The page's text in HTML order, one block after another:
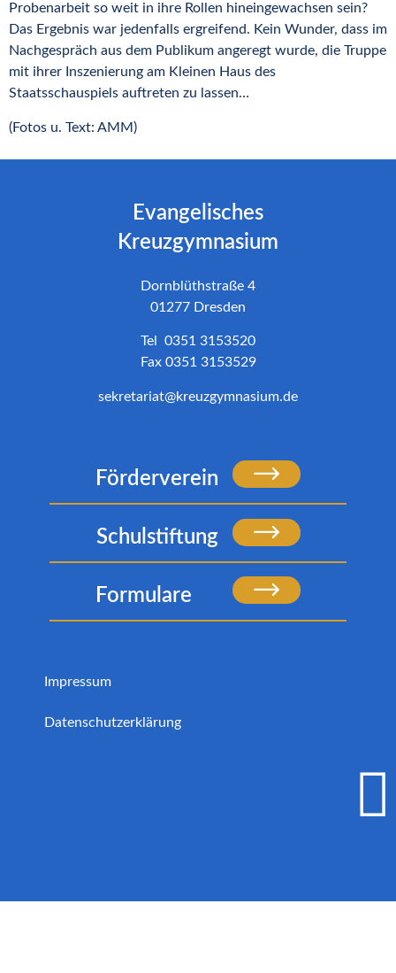
Probenarbeit so weit in ihre Rollen hineingewachsen sein?
Das Ergebnis war jedenfalls ergreifend. Kein Wunder, dass im
Nachgespräch aus dem Publikum angeregt wurde, die Truppe
mit ihrer Inszenierung am Kleinen Haus des
Staatsschauspiels auftreten zu lassen…
(Fotos u. Text: AMM)
Evangelisches
Kreuzgymnasium
Dornblüthstraße 4
01277 Dresden
Tel 0351 3153520
Fax 0351 3153529
sekretariat@kreuzgymnasium.de
Förderverein
Schulstiftung
Formulare
Impressum
Datenschutzerklärung